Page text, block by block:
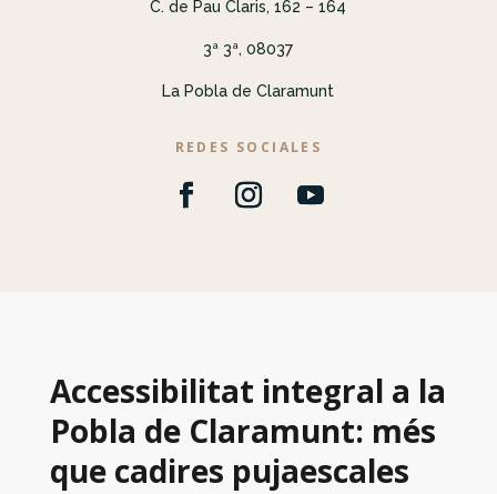
C. de Pau Claris, 162 – 164
3ª 3ª, 08037
La Pobla de Claramunt
REDES SOCIALES
Accessibilitat integral a la
Pobla de Claramunt: més
que cadires pujaescales